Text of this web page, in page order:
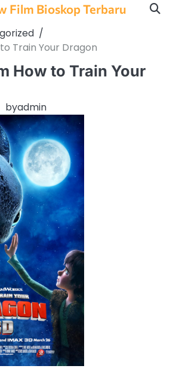
Film Bioskop Terbaru
Train Your Dragon
How to Train Your
byadmin